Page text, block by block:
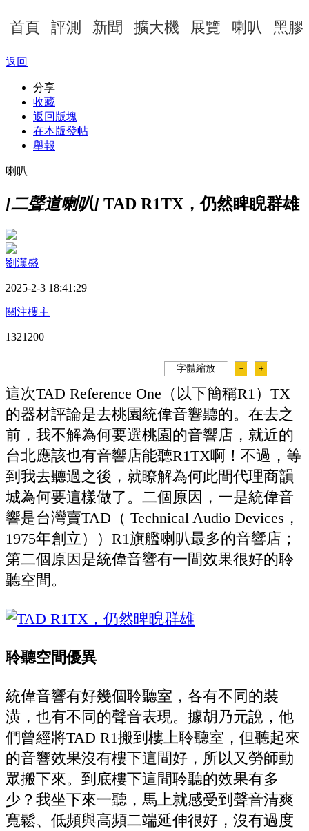
首頁 評測 新聞 擴大機 展覽 喇叭 黑膠
返回
分享
收藏
返回版塊
在本版發帖
舉報
喇叭
[二聲道喇叭] TAD R1TX，仍然睥睨群雄
劉漢盛
2025-2-3 18:41:29
關注樓主
1321200
字體縮放 － ＋
這次TAD Reference One（以下簡稱R1）TX
的器材評論是去桃園統偉音響聽的。在去之
前，我不解為何要選桃園的音響店，就近的
台北應該也有音響店能聽R1TX啊！不過，等
到我去聽過之後，就瞭解為何此間代理商韻
城為何要這樣做了。二個原因，一是統偉音
響是台灣賣TAD（ Technical Audio Devices，
1975年創立））R1旗艦喇叭最多的音響店；
第二個原因是統偉音響有一間效果很好的聆
聽空間。
聆聽空間優異
統偉音響有好幾個聆聽室，各有不同的裝
潢，也有不同的聲音表現。據胡乃元說，他
們曾經將TAD R1搬到樓上聆聽室，但聽起來
的音響效果沒有樓下這間好，所以又勞師動
眾搬下來。到底樓下這間聆聽的效果有多
少？我坐下來一聽，馬上就感受到聲音清爽
寬鬆、低頻與高頻二端延伸很好，沒有過度